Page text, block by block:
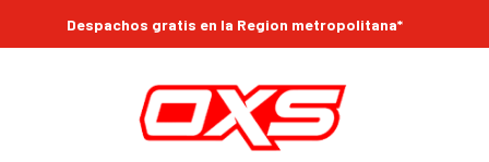
Despachos gratis en la Region metropolitana*